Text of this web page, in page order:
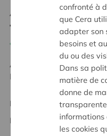
Aankoop
toestellen
Ambition:
Une société
barrières
Projet régional
Date de début:01/10/
confronté à
que Cera
adapter son
besoins et
du ou des
Dans sa
matière de
donne de
les cookies